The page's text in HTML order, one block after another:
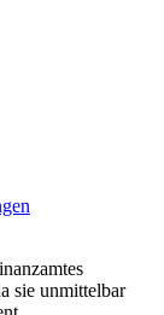
sie unmittelbar